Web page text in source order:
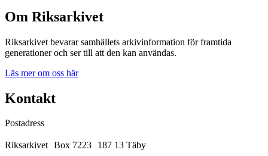
Om Riksarkivet
Riksarkivet bevarar samhällets arkivinformation för framtida
generationer och ser till att den kan användas.
Läs mer om oss här
Kontakt
Postadress
Riksarkivet Box 7223 187 13 Täby